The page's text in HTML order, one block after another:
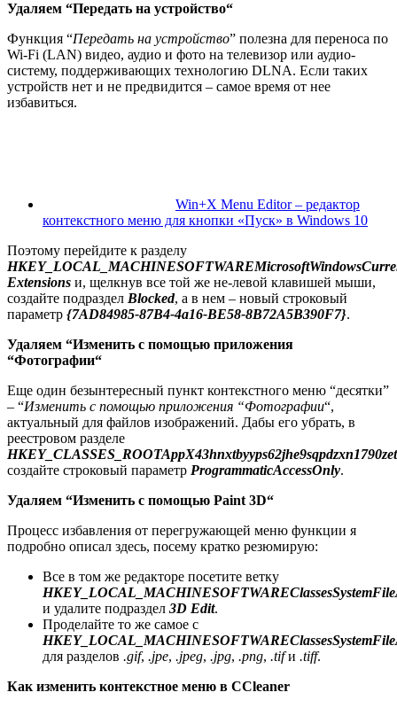
Удаляем “Передать на устройство“
Функция “Передать на устройство” полезна для переноса по
Wi-Fi (LAN) видео, аудио и фото на телевизор или аудио-
систему, поддерживающих технологию DLNA. Если таких
устройств нет и не предвидится – самое время от нее
избавиться.
Win+X Menu Editor – редактор
контекстного меню для кнопки «Пуск» в Windows 10
Поэтому перейдите к разделу
HKEY_ LOCAL_ MACHINESOFTWAREMicrosoftWindows
Extensions и, щелкнув все той же не-левой клавишей мыши,
создайте подраздел Blocked, а в нем – новый строковый
параметр {7AD84985-87B4-4a16-BE58-8B72A5B390F7}.
Удаляем “Изменить с помощью приложения
“Фотографии“
Еще один безынтересный пункт контекстного меню “десятки”
– “Изменить с помощью приложения “Фотографии“,
актуальный для файлов изображений. Дабы его убрать, в
реестровом разделе
создайте строковый параметр ProgrammaticAccessOnly.
Удаляем “Изменить с помощью Paint 3D“
Процесс избавления от перегружающей меню функции я
подробно описал здесь, посему кратко резюмирую:
Все в том же редакторе посетите ветку
и удалите подраздел 3D Edit.
Проделайте то же самое с
HKEY_ LOCAL_ MACHINESOFTWAREClasses
для разделов .gif, .jpe, .jpeg, .jpg, .png, .tifи .tiff.
Как изменить контекстное меню в CCleaner